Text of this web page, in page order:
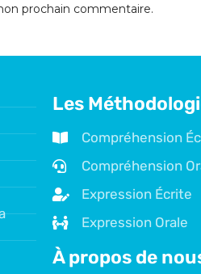
prochain commentaire.
Les
Compréhension
Compréhension
Expression Écrite
Expression Orale
À propos de